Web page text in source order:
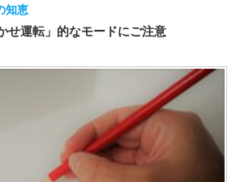
知恵
せ運転」的なモードにご注意